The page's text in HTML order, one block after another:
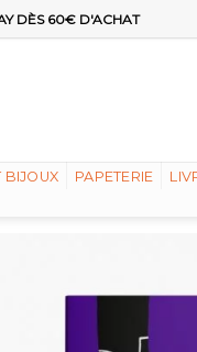
DÈS 60€ D'ACHAT
BIJOUX PAPETERIE